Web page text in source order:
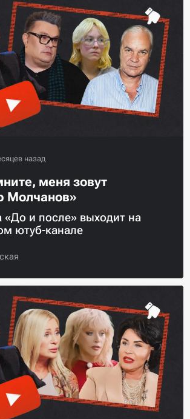
меня зовут
Молчанов»
и после» выходит на
ютуб-канале